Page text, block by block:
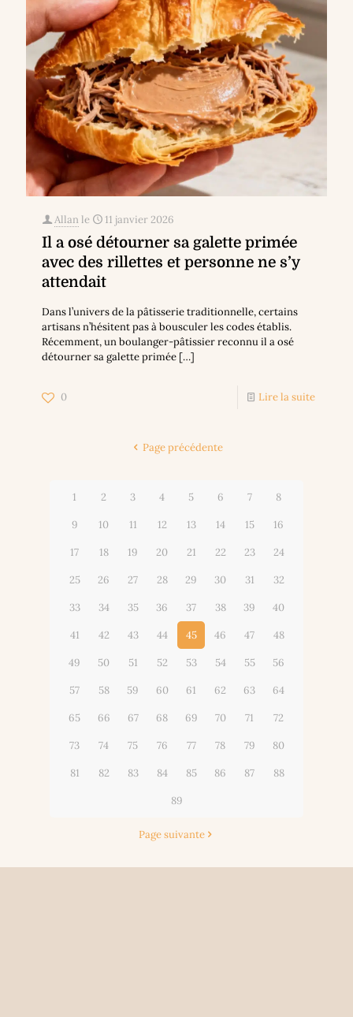
Allan le 11 janvier 2026
Il a osé détourner sa galette primée
avec des rillettes et personne ne s’y
attendait
Dans l’univers de la pâtisserie traditionnelle, certains
artisans n’hésitent pas à bousculer les codes établis.
Récemment, un boulanger-pâtissier reconnu il a osé
détourner sa galette primée […]
0 Lire la suite
Page précédente
1 2 3 4 5 6 7 8
9 10 11 12 13 14 15 16
17 18 19 20 21 22 23 24
25 26 27 28 29 30 31 32
33 34 35 36 37 38 39 40
41 42 43 44 45 46 47 48
49 50 51 52 53 54 55 56
57 58 59 60 61 62 63 64
65 66 67 68 69 70 71 72
73 74 75 76 77 78 79 80
81 82 83 84 85 86 87 88
89
Page suivante